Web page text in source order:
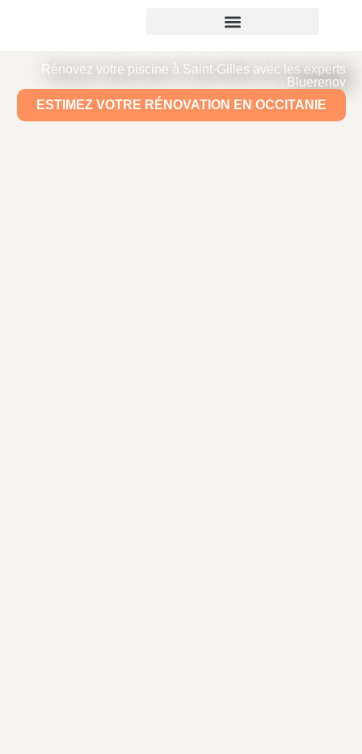
Rénovez votre piscine à Saint-Gilles avec les experts
Bluerenov
ESTIMEZ VOTRE RÉNOVATION EN OCCITANIE